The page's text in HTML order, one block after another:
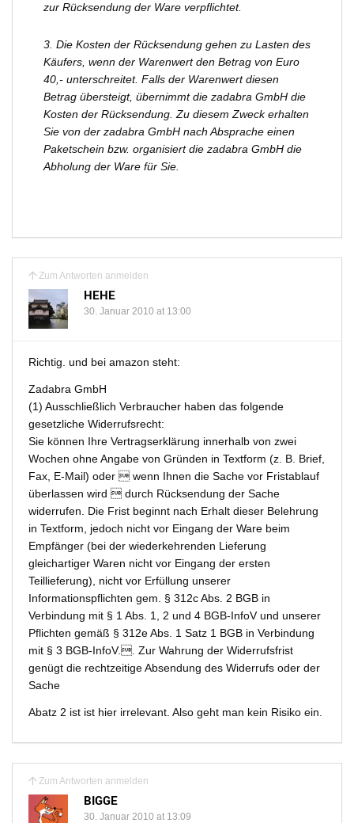
zur Rücksendung der Ware verpflichtet.
3. Die Kosten der Rücksendung gehen zu Lasten des
Käufers, wenn der Warenwert den Betrag von Euro
40,- unterschreitet. Falls der Warenwert diesen
Betrag übersteigt, übernimmt die zadabra GmbH die
Kosten der Rücksendung. Zu diesem Zweck erhalten
Sie von der zadabra GmbH nach Absprache einen
Paketschein bzw. organisiert die zadabra GmbH die
Abholung der Ware für Sie.
Zum Antworten anmelden
HEHE
30. Januar 2010 at 13:00
Richtig. und bei amazon steht:
Zadabra GmbH
(1) Ausschließlich Verbraucher haben das folgende
gesetzliche Widerrufsrecht:
Sie können Ihre Vertragserklärung innerhalb von zwei
Wochen ohne Angabe von Gründen in Textform (z. B. Brief,
Fax, E-Mail) oder  wenn Ihnen die Sache vor Fristablauf
überlassen wird  durch Rücksendung der Sache
widerrufen. Die Frist beginnt nach Erhalt dieser Belehrung
in Textform, jedoch nicht vor Eingang der Ware beim
Empfänger (bei der wiederkehrenden Lieferung
gleichartiger Waren nicht vor Eingang der ersten
Teillieferung), nicht vor Erfüllung unserer
Informationspflichten gem. § 312c Abs. 2 BGB in
Verbindung mit § 1 Abs. 1, 2 und 4 BGB-InfoV und unserer
Pflichten gemäß § 312e Abs. 1 Satz 1 BGB in Verbindung
mit § 3 BGB-InfoV.. Zur Wahrung der Widerrufsfrist
genügt die rechtzeitige Absendung des Widerrufs oder der
Sache
Abatz 2 ist ist hier irrelevant. Also geht man kein Risiko ein.
Zum Antworten anmelden
BIGGE
30. Januar 2010 at 13:09